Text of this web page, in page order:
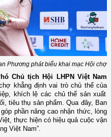
Phương phát biểu khai mạc Hội chợ
Chủ tịch Hội LHPN Việt Nam
khẳng định vai tròchủ thểcủa
khích lệ các chủ thể sản xuất
tiêu thụ sản phẩm. Qua đây, Ban
phần nâng cao nhận thức, lòng
thực hiện có hiệu quả cuộc vận
Việt Nam”.